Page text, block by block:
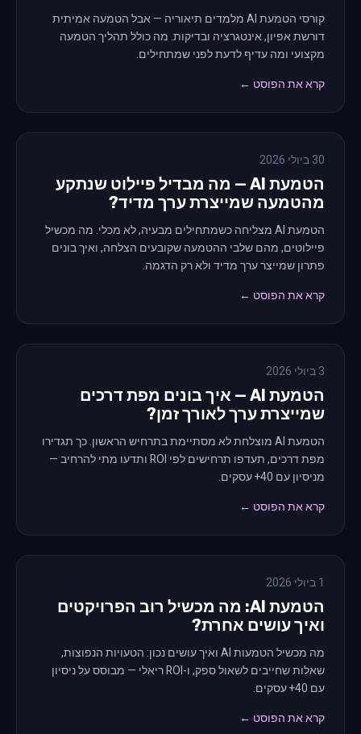
קורסי הטמעת AI מלמדים תיאוריה — אבל הטמעה אמיתית
דורשת אפיון, אינטגרציה ובדיקות. מה כולל תהליך הטמעה
מקצועי ומה עדיף לדעת לפני שמתחילים.
קרא את הפוסט ←
30 ביולי 2026
הטמעת AI — מה מבדיל פיילוט שנתקע
מהטמעה שמייצרת ערך מדיד?
הטמעת AI מצליחה כשמתחילים מבעיה, לא מכלי. מה מכשיל
פיילוטים, מהם שלבי ההטמעה שקובעים הצלחה, ואיך בונים
פתרון שמייצר ערך מדיד ולא רק הדגמה.
קרא את הפוסט ←
3 ביולי 2026
הטמעת AI — איך בונים מפת דרכים
שמייצרת ערך לאורך זמן?
הטמעת AI מוצלחת לא מסתיימת בתרחיש הראשון. כך תגדירו
מפת דרכים, תעדפו תרחישים לפי ROI ותדעו מתי להרחיב —
מניסיון עם 40+ עסקים.
קרא את הפוסט ←
1 ביולי 2026
הטמעת AI: מה מכשיל רוב הפרויקטים
ואיך עושים אחרת?
מה מכשיל הטמעות AI ואיך עושים נכון: הטעויות הנפוצות,
שאלות שחייבים לשאול ספק, ו-ROI ריאלי — מבוסס על ניסיון
עם 40+ עסקים.
קרא את הפוסט ←